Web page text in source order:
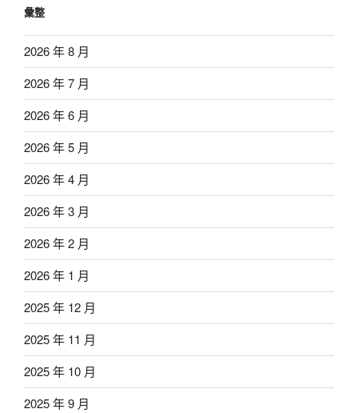
彙整
2026 年 8 月
2026 年 7 月
2026 年 6 月
2026 年 5 月
2026 年 4 月
2026 年 3 月
2026 年 2 月
2026 年 1 月
2025 年 12 月
2025 年 11 月
2025 年 10 月
2025 年 9 月